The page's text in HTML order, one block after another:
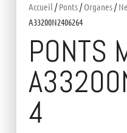
Accueil /Ponts/Organes/
A33200N2406264
PONTS
4